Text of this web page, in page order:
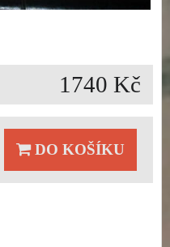
1740 Kč
DO KOŠÍKU